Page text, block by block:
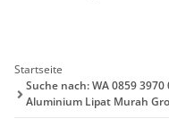
Startseite
Suche nach: WA 0859
Aluminium Lipat Murah